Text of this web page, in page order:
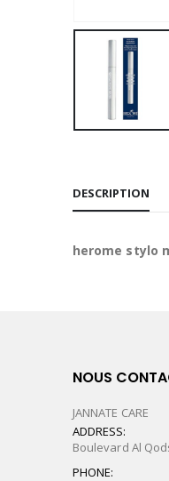
DESCRIPTION
herome stylo
NOUS
JANNATE CARE
ADDRESS:
Boulevard Al
PHONE: